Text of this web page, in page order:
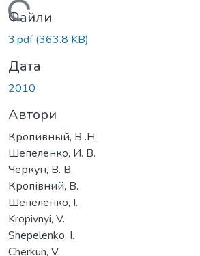
Вантажиться...
Файли
3.pdf(363.8 KB)
Дата
2010
Автори
Кропивный, В .Н.
Шепеленко, И. В.
Черкун, В. В.
Кропівний, В.
Шепеленко, І.
Kropivnyi, V.
Shepelenko, I.
Cherkun, V.